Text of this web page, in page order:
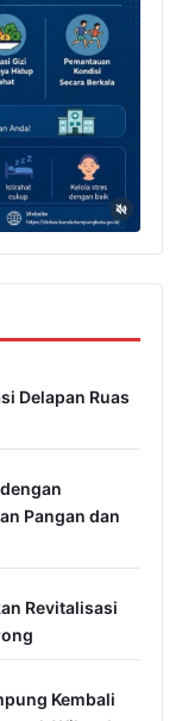
Delapan Ruas
Pangan dan
Revitalisasi
Kembali